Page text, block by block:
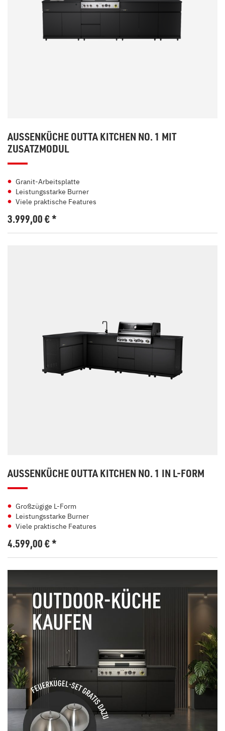
AUSSENKÜCHE OUTTA KITCHEN NO. 1 MIT Z
USATZMODUL
Granit-Arbeitsplatte
Leistungsstarke Burner
Viele praktische Features
3.999,00€*
AUSSENKÜCHE OUTTA KITCHEN NO. 1 IN L-FORM
Großzügige L-Form
Leistungsstarke Burner
Viele praktische Features
4.599,00€*